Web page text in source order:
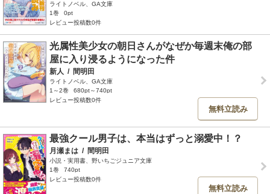
ライトノベル、GA文庫
1巻
0pt
レビュー投稿数0件
光属性美少女の朝日さんがなぜか毎週末俺の部
屋に入り浸るようになった件
新人 / 間明田
ライトノベル、GA文庫
1～2巻
680pt～740pt
レビュー投稿数0件
無料立読み
最強クール男子は、本当はずっと溺愛中！？
月瀬まは / 間明田
小説・実用書、野いちごジュニア文庫
1巻
740pt
レビュー投稿数0件
無料立読み